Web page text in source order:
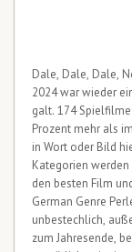
Dale, Dale, Dale,
2024 war wieder
galt. 174
Prozent mehr als
in Wort oder Bild
Kategorien
den besten Film
German Genre
unbestechlich,
zum Jahresende,